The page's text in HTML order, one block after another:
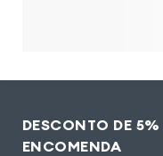
DESCONTO DE
ENCOMENDA